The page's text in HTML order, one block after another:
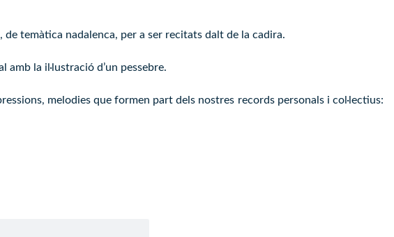
temàtica nadalenca, per a ser recitats dalt de la cadira.
la il·lustració d’un pessebre.
melodies que formen part dels nostres records personals i col·lectius: